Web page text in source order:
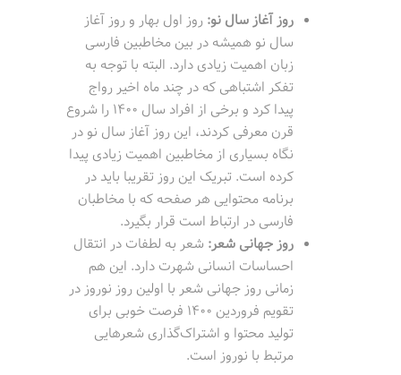
روز آغاز سال نو: روز اول بهار و روز آغاز
سال نو همیشه در بین مخاطبین فارسی
زبان اهمیت زیادی دارد. البته با توجه به
تفکر اشتباهی که در چند ماه اخیر رواج
پیدا کرد و برخی از افراد سال 1400 را شروع
قرن معرفی کردند، این روز آغاز سال نو در
نگاه بسیاری از مخاطبین اهمیت زیادی پیدا
کرده است. تبریک این روز تقریبا باید در
برنامه محتوایی هر صفحه که با مخاطبان
فارسی در ارتباط است قرار بگیرد.
روز جهانی شعر: شعر به لطفات در انتقال
احساسات انسانی شهرت دارد. این هم
زمانی روز جهانی شعر با اولین روز نوروز در
تقویم فروردین 1400 فرصت خوبی برای
تولید محتوا و اشتراک‌گذاری شعرهایی
مرتبط با نوروز است.